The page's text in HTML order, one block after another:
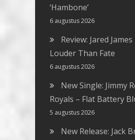
‘Hambone’
6 augustus 2026
Review: Jared
Louder Than Fate
6 augustus 2026
New Single: Jimmy
Royals – Flat Battery
5 augustus 2026
New Release: Jack